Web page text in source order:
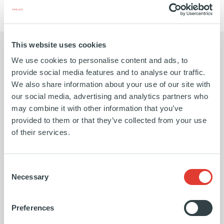
This website uses cookies
We use cookies to personalise content and ads, to
provide social media features and to analyse our traffic.
We also share information about your use of our site with
our social media, advertising and analytics partners who
may combine it with other information that you’ve
provided to them or that they’ve collected from your use
of their services.
Selection
Necessary
Preferences
Nous avons eu de nombreuses
conversations avec des fonds
d'investissement privés, mais c'est
l'équipe d'Ardian Growth qui s'est
distinguée, car elle comprenait
Cet
de